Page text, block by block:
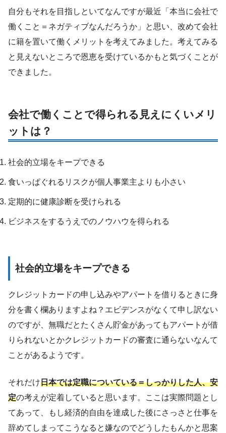
自分もそれを目指しといてなんですが最近「本当に会社で
働くこと＝ネガティブなんだろうか」と思い、改めて会社
に籍を置いて働くメリットを考えてみました。考えてみる
と見えないところで恩恵を受けているかもと気づくことが
できました。
会社で働くことで得られる見えにくいメリ
ットは？
社会的立場をキープできる
食いっぱぐれるリスクが個人事業主よりも小さい
定期的に健康診断を受けられる
ビジネスをするうえでのノウハウを得られる
社会的立場をキープできる
クレジットカードの申し込みやアパートを借りるときに身
分を書く欄ありますよね？エビデンスがなくて申し訳ない
のですが、無職だとたくさん貯金があってもアパートが借
りられないとかクレジットカードの審査に通らないなんて
ことがあるようです。
それだけ日本では定職についている＝しっかりした人、安
定の考えが定着していると思います。ここは実際問題とし
てあって、もし経済的自由を達成した後にさっさと仕事を
辞めてしまってこうなると嫌なのでどうしたもんかと思案